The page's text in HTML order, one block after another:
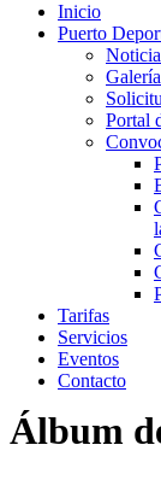
Inicio
Puerto
Portal
Tarifas
Servicios
Eventos
Contacto
Álbum